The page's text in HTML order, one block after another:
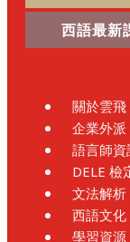
西語最新
關於雲飛
企業外派
語言師資
DELE 檢
文法解析
西語文化
學習資源